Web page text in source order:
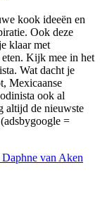
kook ideeën en
Ook deze
klaar met
Kijk mee in het
Wat dacht je
Mexicaanse
ook al
altijd de nieuwste
=
Daphne van Aken